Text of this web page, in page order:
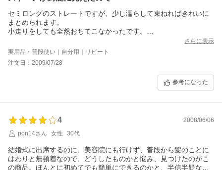
セミロングのストレートですが、少し濡らして束ねればきれいに
まとめられます。
小走りをしても全然おちてこなかったです。
ストーンも綺麗にコーム全体についていて纏めた髪を綺麗にみせ
てくれます
さらに表示
実用品・普段使い｜自分用｜リピート
注文日：2009/07/28
参考になった
4
2008/06/06
pon14さん
女性 30代
結婚式に出席するのに、美容院にも行けず、普段から髪のことに
はわりと無頓着なので、どうしたものかと悩み、見つけたのがこ
の商品。ほんとに初めてでも簡単にできるのかと、半信半疑なが